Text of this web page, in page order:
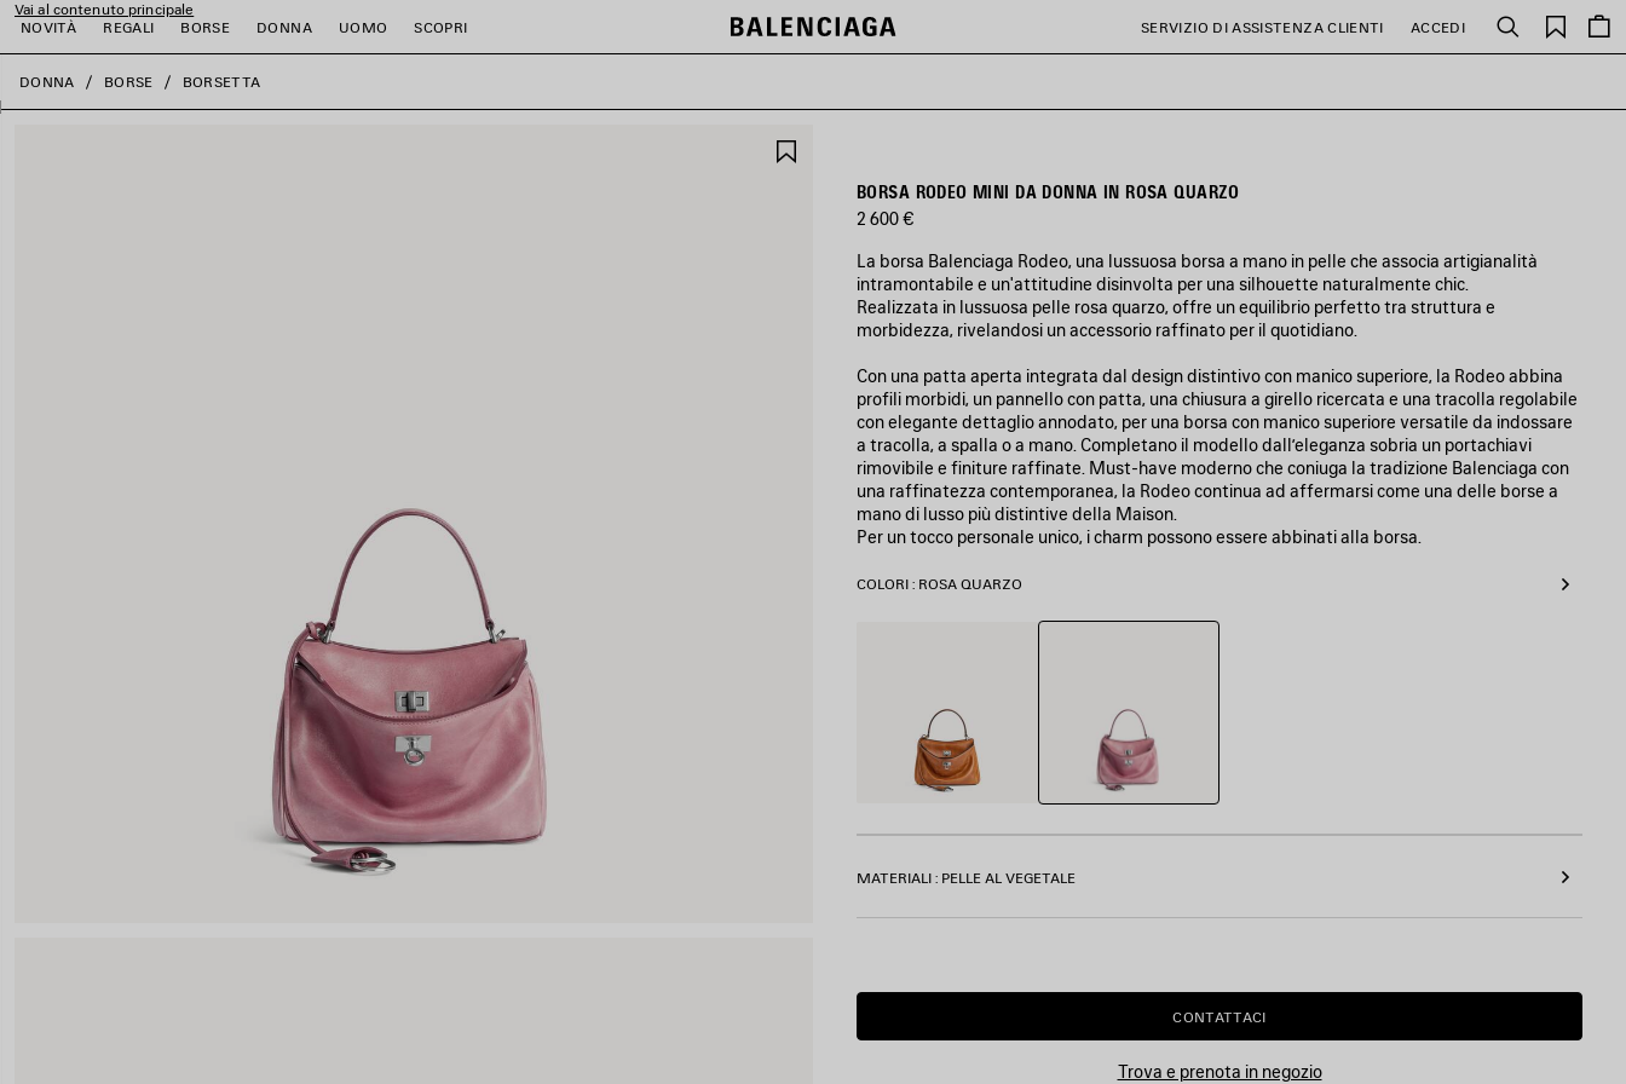
Vai al contenuto principale
NOVITÀ
REGALI BORSE DONNA UOMO SCOPRI SERVIZIO DI ASSISTENZA CLIENTI ACCEDI Cerca
close the banner
DONNA BORSE BORSETTA
PREFERITIBORSA RODEO MINI DA DONNA IN ROSA QUARZO
2 600 €
La borsa Balenciaga Rodeo, una lussuosa borsa a mano in pelle che associa artigianalità
intramontabile e un'attitudine disinvolta per una silhouette naturalmente chic.
Realizzata in lussuosa pelle rosa quarzo, offre un equilibrio perfetto tra struttura e
morbidezza, rivelandosi un accessorio raffinato per il quotidiano.
Con una patta aperta integrata dal design distintivo con manico superiore, la Rodeo abbina
profili morbidi, un pannello con patta, una chiusura a girello ricercata e una tracolla regolabile
con elegante dettaglio annodato, per una borsa con manico superiore versatile da indossare
a tracolla, a spalla o a mano. Completano il modello dall’eleganza sobria un portachiavi
rimovibile e finiture raffinate. Must-have moderno che coniuga la tradizione Balenciaga con
una raffinatezza contemporanea, la Rodeo continua ad affermarsi come una delle borse a
mano di lusso più distintive della Maison.
Per un tocco personale unico, i charm possono essere abbinati alla borsa.
COLORI : ROSA QUARZO
Rosa
MATERIALI : PELLE AL VEGETALE
stimata:
CONTATTACI
Trova e prenota in negozio